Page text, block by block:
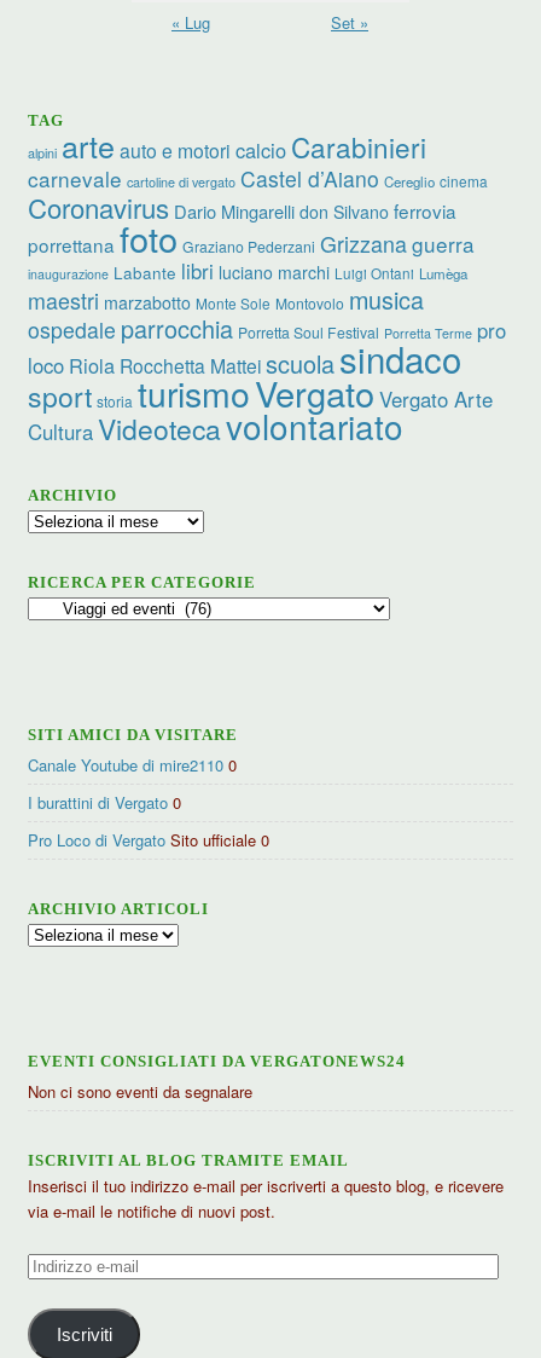
« Lug
Set »
TAG
alpini arte auto e motori calcio Carabinieri
carnevale cartoline di vergato Castel d’Aiano Cereglio cinema
Coronavirus Dario Mingarelli don Silvano ferrovia
porrettana foto Graziano Pederzani Grizzanaguerra
inaugurazione Labante libri luciano marchi Luigi Ontani Lumèga
maestri marzabotto Monte Sole Montovolo musica
ospedale parrocchia Porretta Soul Festival Porretta Terme pro
loco Riola Rocchetta Matteiscuolasindaco
sport storia turismoVergato Vergato Arte
CulturaVideotecavolontariato
ARCHIVIO
Archivio
RICERCA PER CATEGORIE
Ricerca
SITI AMICI DA VISITARE
Canale Youtube di mire2110 0
I burattini di Vergato 0
Pro Loco di Vergato Sito ufficiale 0
ARCHIVIO ARTICOLI
Archivio
EVENTI CONSIGLIATI DA VERGATONEWS24
Non ci sono eventi da segnalare
ISCRIVITI AL BLOG TRAMITE EMAIL
Inserisci il tuo indirizzo e-mail per iscriverti a questo blog, e ricevere
via e-mail le notifiche di nuovi post.
Indirizzo
mail
Iscriviti